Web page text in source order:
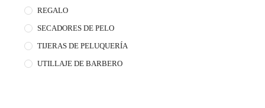
REGALO
SECADORES DE PELO
TIJERAS DE PELUQUERÍA
UTILLAJE DE BARBERO